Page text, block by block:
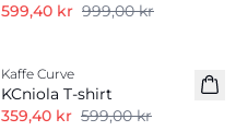
599,40 kr 999,00 kr
Kaffe Curve
KCniola T-shirt
359,40 kr 599,00 kr